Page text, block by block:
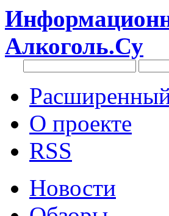
Алкоголь.Су
О проекте
RSS
Новости